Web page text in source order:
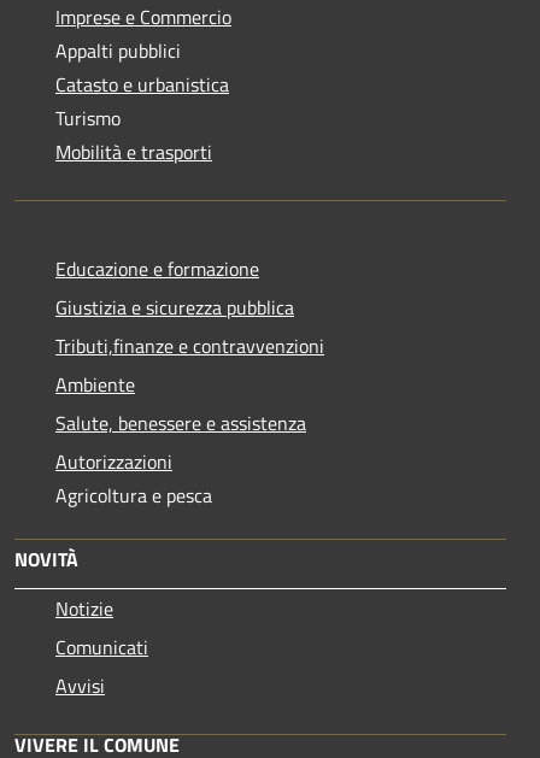
Imprese e Commercio
Appalti pubblici
Catasto e urbanistica
Turismo
Mobilità e trasporti
Educazione e formazione
Giustizia e sicurezza pubblica
Tributi,finanze e contravvenzioni
Ambiente
Salute, benessere e assistenza
Autorizzazioni
Agricoltura e pesca
NOVITÀ
Notizie
Comunicati
Avvisi
VIVERE IL COMUNE